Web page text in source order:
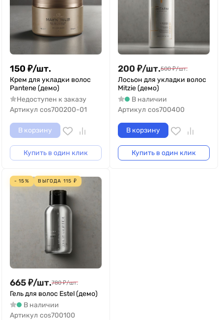
150 ₽/шт.
Крем для укладки волос
Pantene (демо)
Недоступен к заказу
Артикул cos700200-01
В корзину
Купить в один клик
200 ₽/шт.500 ₽/шт.
Лосьон для укладки волос
Mitzie (демо)
В наличии
Артикул cos700400
В корзину
Купить в один клик
- 15% ВЫГОДА 115 ₽
665₽/шт.780 ₽/шт.
Гель для волос Estel (демо)
В наличии
Артикул cos700100